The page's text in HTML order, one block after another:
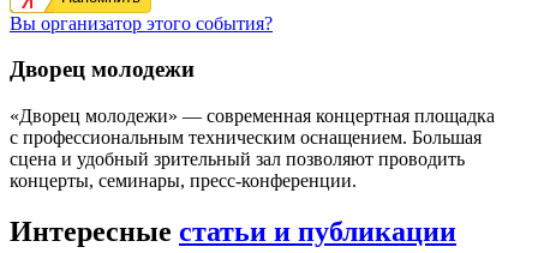
Вы организатор этого события?
Дворец молодежи
«Дворец молодежи» — современная концертная площадка
с профессиональным техническим оснащением. Большая
сцена и удобный зрительный зал позволяют проводить
концерты, семинары, пресс-конференции.
Интересные статьи и публикации